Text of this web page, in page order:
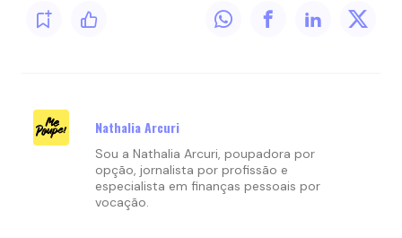
Nathalia Arcuri
Sou a Nathalia Arcuri, poupadora por
opção, jornalista por profissão e
especialista em finanças pessoais por
vocação.